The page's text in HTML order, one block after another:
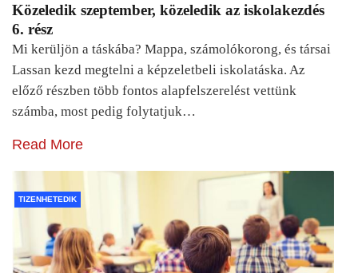
Közeledik szeptember, közeledik az iskolakezdés
6. rész
Mi kerüljön a táskába? Mappa, számolókorong, és társai
Lassan kezd megtelni a képzeletbeli iskolatáska. Az
előző részben több fontos alapfelszerelést vettünk
számba, most pedig folytatjuk…
Read More
TIZENHETEDIK